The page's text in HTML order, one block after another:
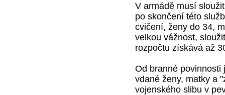
V armádě musí
po skončení této
cvičení, ženy do 34,
velkou vážnost,
rozpočtu získává až
Od branné povinnosti
vdané ženy, matky a
vojenského slibu v